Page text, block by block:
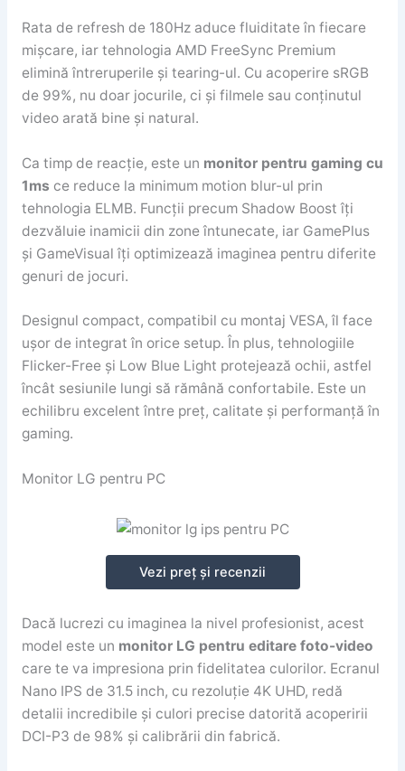
Rata de refresh de 180Hz aduce fluiditate în fiecare
mișcare, iar tehnologia AMD FreeSync Premium
elimină întreruperile și tearing-ul. Cu acoperire sRGB
de 99%, nu doar jocurile, ci și filmele sau conținutul
video arată bine și natural.
Ca timp de reacție, este un monitor pentru gaming cu
1ms ce reduce la minimum motion blur-ul prin
tehnologia ELMB. Funcții precum Shadow Boost îți
dezvăluie inamicii din zone întunecate, iar GamePlus
și GameVisual îți optimizează imaginea pentru diferite
genuri de jocuri.
Designul compact, compatibil cu montaj VESA, îl face
ușor de integrat în orice setup. În plus, tehnologiile
Flicker-Free și Low Blue Light protejează ochii, astfel
încât sesiunile lungi să rămână confortabile. Este un
echilibru excelent între preț, calitate și performanță în
gaming.
Monitor LG pentru PC
Vezi preț și recenzii
Dacă lucrezi cu imaginea la nivel profesionist, acest
model este un monitor LG pentru editare foto-video
care te va impresiona prin fidelitatea culorilor. Ecranul
Nano IPS de 31.5 inch, cu rezoluție 4K UHD, redă
detalii incredibile și culori precise datorită acoperirii
DCI-P3 de 98% și calibrării din fabrică.